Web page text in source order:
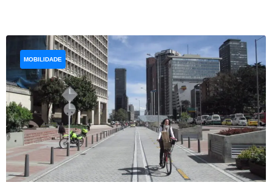
MOBILIDADE